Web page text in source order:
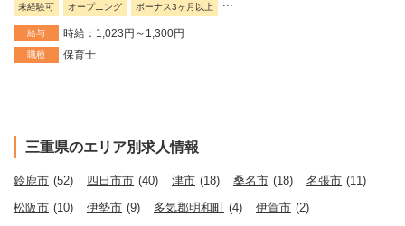
未経験可 オープニング ボーナス3ヶ月以上
給与 時給：1,023円～1,300円
職種 保育士
三重県のエリア別求人情報
鈴鹿市 (52) 四日市市 (40) 津市 (18) 桑名市 (18) 名張市 (11)
松阪市 (10) 伊勢市 (9) 多気郡明和町 (4) 伊賀市 (2)